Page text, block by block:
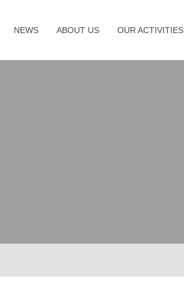
NEWS ABOUT US OUR ACTIVITIES